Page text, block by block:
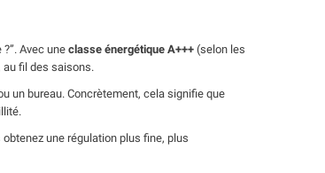
Avec une classe énergétique A+++ (selon les
fil des saisons.
un bureau. Concrètement, cela signifie que
une régulation plus fine, plus